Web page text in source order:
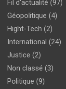
Fil d'actualité (97)
Géopolitique (4)
Hight-Tech (2)
International (24)
Justice (2)
Non classé (3)
Politique (9)